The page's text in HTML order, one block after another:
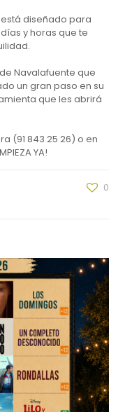
está diseñado para
y horas que te
Navalafuente que
un gran paso en su
que les abrirá
(91 843 25 26) o en
YA!
0